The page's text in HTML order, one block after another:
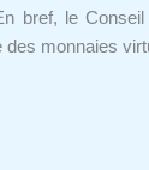
bref, le
des monnaies